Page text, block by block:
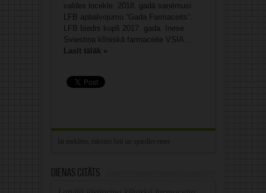
valdes locekle. 2018. gadā saņēmusi
LFB apbalvojumu “Gada Farmaceits”.
LFB biedrs kopš 2017. gada. Inese
Sviestiņa klīniskā farmaceite VSIA ...
Lasīt tālāk »
Dienas citāts